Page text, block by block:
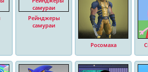
Рейнджеры
самураи
Росомаха